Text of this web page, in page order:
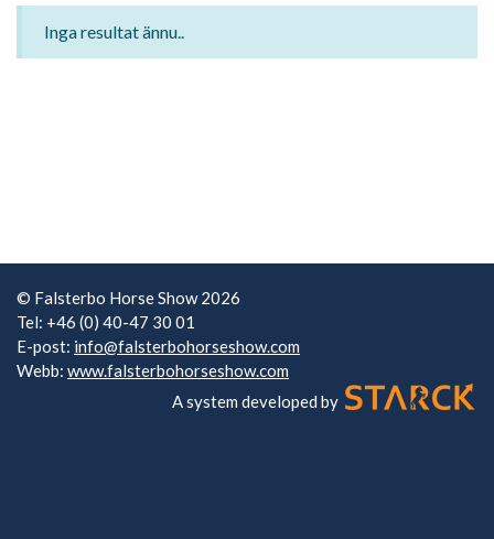
Inga resultat ännu..
© Falsterbo Horse Show 2026
Tel: +46 (0) 40-47 30 01
E-post: info@falsterbohorseshow.com
Webb: www.falsterbohorseshow.com
A system developed by